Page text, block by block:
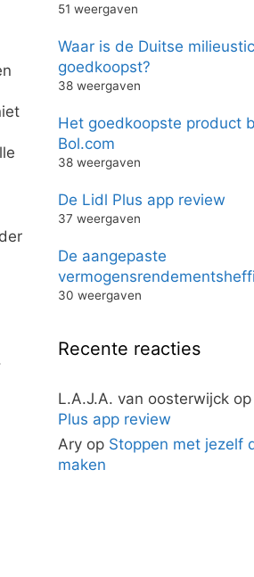
51 weergaven
Waar is de Duitse
goedkoopst?
38 weergaven
Het goedkoopste product
Bol.com
38 weergaven
De Lidl Plus app review
37 weergaven
De aangepaste
30 weergaven
Recente reacties
L.A.J.A. van oosterwijck op
Plus app review
Ary op Stoppen met jezelf
maken